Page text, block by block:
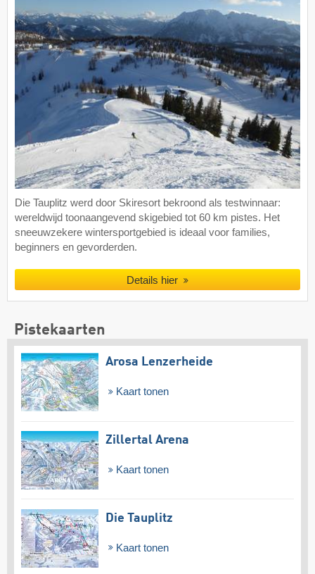
Die Tauplitz werd door Skiresort bekroond als testwinnaar:
wereldwijd toonaangevend skigebied tot 60 km pistes. Het
sneeuwzekere wintersportgebied is ideaal voor families,
beginners en gevorderden.
Details hier
Pistekaarten
Arosa Lenzerheide
Kaart tonen
Zillertal Arena
Kaart tonen
Die Tauplitz
Kaart tonen